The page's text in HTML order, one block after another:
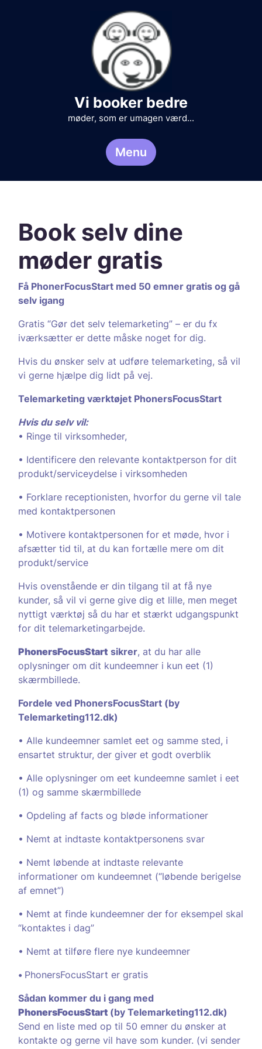
Vi booker bedre
møder, som er umagen værd...
Menu
Book selv dine
møder gratis
Få PhonerFocusStart med 50 emner gratis og gå
selv igang
Gratis “Gør det selv telemarketing” – er du fx
iværksætter er dette måske noget for dig.
Hvis du ønsker selv at udføre telemarketing, så vil
vi gerne hjælpe dig lidt på vej.
Telemarketing værktøjet PhonersFocusStart
Hvis du selv vil:
• Ringe til virksomheder,
• Identificere den relevante kontaktperson for dit
produkt/serviceydelse i virksomheden
• Forklare receptionisten, hvorfor du gerne vil tale
med kontaktpersonen
• Motivere kontaktpersonen for et møde, hvor i
afsætter tid til, at du kan fortælle mere om dit
produkt/service
Hvis ovenstående er din tilgang til at få nye
kunder, så vil vi gerne give dig et lille, men meget
nyttigt værktøj så du har et stærkt udgangspunkt
for dit telemarketingarbejde.
PhonersFocusStart sikrer, at du har alle
oplysninger om dit kundeemner i kun eet (1)
skærmbillede.
Fordele ved PhonersFocusStart (by
Telemarketing112.dk)
• Alle kundeemner samlet eet og samme sted, i
ensartet struktur, der giver et godt overblik
• Alle oplysninger om eet kundeemne samlet i eet
(1) og samme skærmbillede
• Opdeling af facts og bløde informationer
• Nemt at indtaste kontaktpersonens svar
• Nemt løbende at indtaste relevante
informationer om kundeemnet (“løbende berigelse
af emnet”)
• Nemt at finde kundeemner der for eksempel skal
“kontaktes i dag”
• Nemt at tilføre flere nye kundeemner
• PhonersFocusStart er gratis
Sådan kommer du i gang med
PhonersFocusStart (by Telemarketing112.dk)
Send en liste med op til 50 emner du ønsker at
kontakte og gerne vil have som kunder. (vi sender